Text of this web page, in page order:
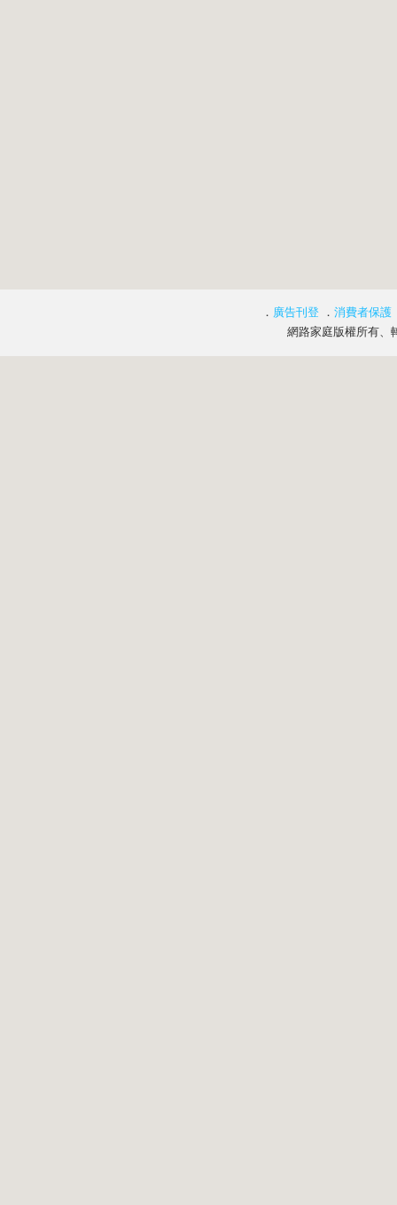
． 廣告刊登 ． 消費者保護
網路家庭版權所有、